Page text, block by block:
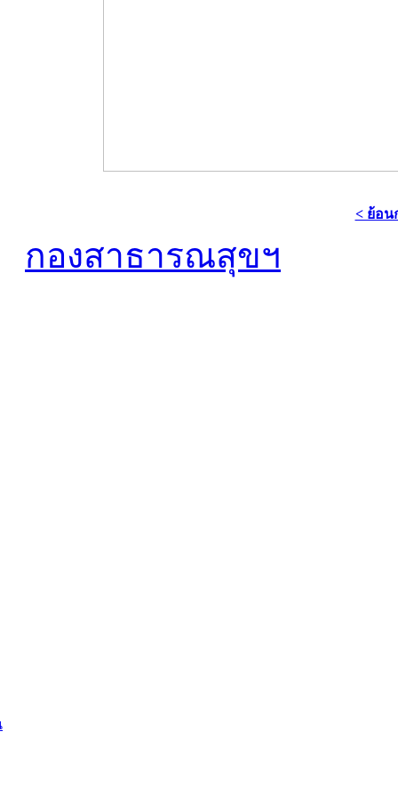
< ย้อน
กองสาธารณสุขฯ